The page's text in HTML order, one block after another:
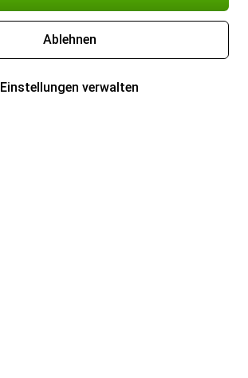
Ablehnen
Einstellungen verwalten